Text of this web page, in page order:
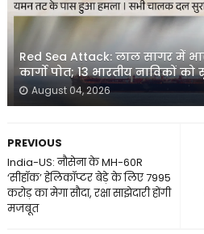
Red Sea Attack: लाल सागर में
कार्गो पोत; 13 भारतीय नाविकों को
August 04, 2026
PREVIOUS
India-US: नौसेना के MH-60R
‘सीहॉक’ हेलिकॉप्टर बेड़े के लिए 7995
करोड़ का मेगा सौदा, रक्षा साझेदारी होंगी
मजबूत